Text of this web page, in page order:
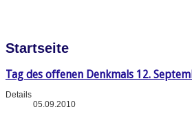
Startseite
Tag des offenen Denkmals 12.
Details
05.09.2010